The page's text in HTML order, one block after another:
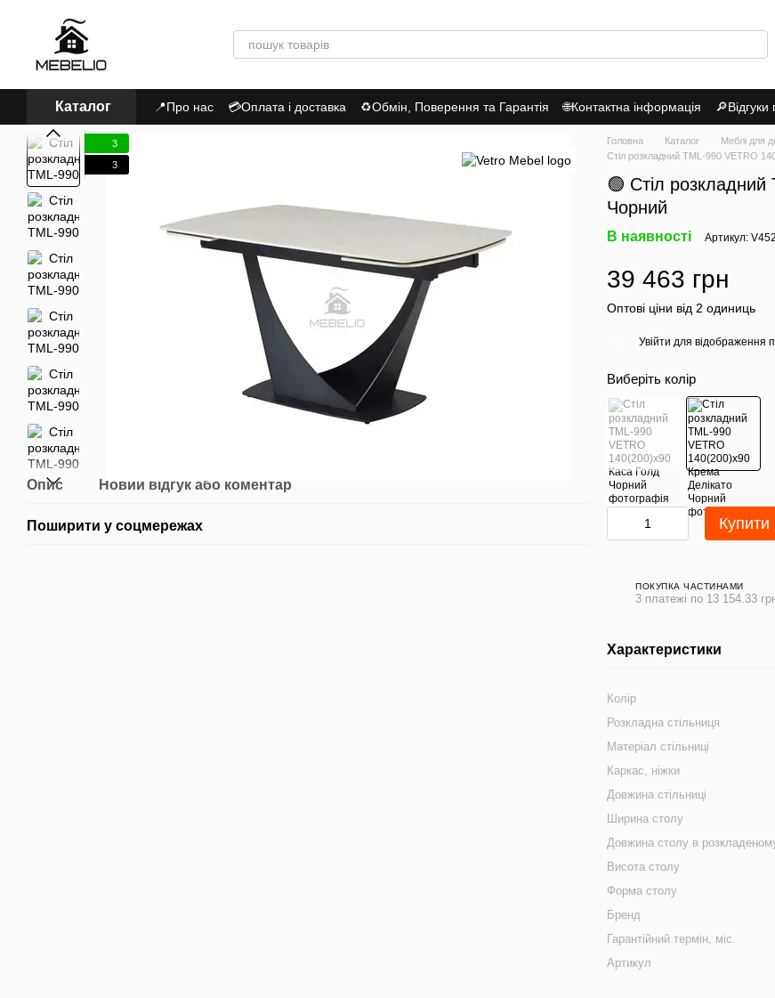
Каталог 📍Про нас 💳Оплата і доставка ♻Обмін, Поверення та Гарантія 🌐Контактна інформація
Політика Конфіденційності
3
3
Опис Новий відгук або коментар
Поширити у соцмережах
Головна Каталог Меблі для
Стіл розкладний TML-990 VETRO
🟢 Стіл
Чорний
В наявності Артикул:
39 463 грн
Оптові ціни від 2 одиниць
Увійти для відображення
Виберіть колір
Купити
ПОКУПКА ЧАСТИНАМИ
3 платежі по 13 154.33
Характеристики
Колір
Розкладна стільниця
Матеріал стільниці
Каркас, ніжки
Довжина стільниці
Ширина столу
Довжина столу в
Висота столу
Форма столу
Бренд
Гарантійний термін, міс.
Артикул